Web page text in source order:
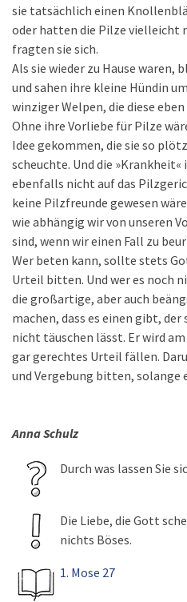
sie tatsächlich einen
oder hatten die Pilze vielleicht
fragten sie sich.
Als sie wieder zu Hause waren,
und sahen ihre kleine Hündin
winziger Welpen, die diese
Ohne ihre Vorliebe für Pilze
Idee gekommen, die sie so
scheuchte. Und die
ebenfalls nicht auf das
keine Pilzfreunde gewesen
wie abhängig wir von unseren
sind, wenn wir einen Fall zu
Wer beten kann, sollte stets
Urteil bitten. Und wer es noch
die großartige, aber auch
machen, dass es einen gibt,
nicht täuschen lässt. Er wird
gar gerechtes Urteil fällen.
und Vergebung bitten, solange
Anna Schulz
Durch was lassen Sie
Die Liebe, die Gott
nichts Böses.
1. Mose 27